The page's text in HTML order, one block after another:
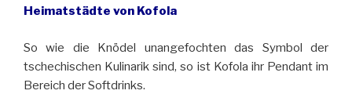
Heimatstädte von Kofola
So wie die Knödel unangefochten das Symbol der
tschechischen Kulinarik sind, so ist Kofola ihr Pendant im
Bereich der Softdrinks.